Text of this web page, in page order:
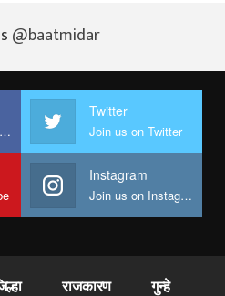
@baatmidar
Join us on Facebook
Twitter
Join us on Twitter
Instagram
Join us on Instagram
राजकारण गुन्हे